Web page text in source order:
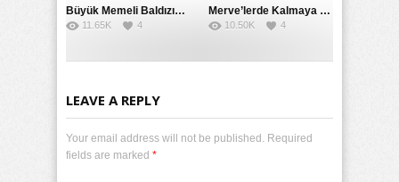
Büyük Memeli Baldızının Takipçilerinin Çoğalması İçin Yardım Etti
11.65K 4
Merve’lerde Kalmaya Gelen Liseli Kız Fanteziyi Dibine Verdirdi
10.50K 4
LEAVE A REPLY
Your email address will not be published. Required
fields are marked *